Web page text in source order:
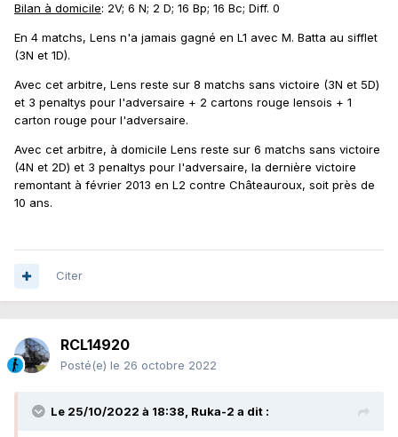
Bilan à domicile: 2V; 6 N; 2 D; 16 Bp; 16 Bc; Diff. 0
En 4 matchs, Lens n'a jamais gagné en L1 avec M. Batta au sifflet
(3N et 1D).
Avec cet arbitre, Lens reste sur 8 matchs sans victoire (3N et 5D)
et 3 penaltys pour l'adversaire + 2 cartons rouge lensois + 1
carton rouge pour l'adversaire.
Avec cet arbitre, à domicile Lens reste sur 6 matchs sans victoire
(4N et 2D) et 3 penaltys pour l'adversaire, la dernière victoire
remontant à février 2013 en L2 contre Châteauroux, soit près de
10 ans.
Citer
RCL14920
Posté(e) le 26 octobre 2022
Le 25/10/2022 à 18:38, Ruka-2 a dit :